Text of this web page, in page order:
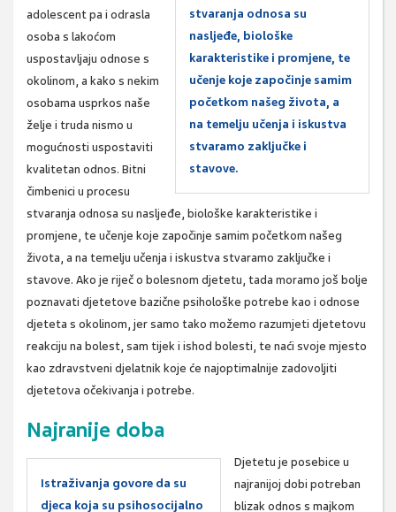
stvaranja odnosa su
nasljeđe, biološke
karakteristike i promjene, te
učenje koje započinje samim
početkom našeg života, a
na temelju učenja i iskustva
stvaramo zaključke i
stavove.
adolescent pa i odrasla
osoba s lakoćom
uspostavljaju odnose s
okolinom, a kako s nekim
osobama usprkos naše
želje i truda nismo u
mogućnosti uspostaviti
kvalitetan odnos. Bitni
čimbenici u procesu
stvaranja odnosa su nasljeđe, biološke karakteristike i
promjene, te učenje koje započinje samim početkom našeg
života, a na temelju učenja i iskustva stvaramo zaključke i
stavove. Ako je riječ o bolesnom djetetu, tada moramo još bolje
poznavati djetetove bazične psihološke potrebe kao i odnose
djeteta s okolinom, jer samo tako možemo razumjeti djetetovu
reakciju na bolest, sam tijek i ishod bolesti, te naći svoje mjesto
kao zdravstveni djelatnik koje će najoptimalnije zadovoljiti
djetetova očekivanja i potrebe.
Najranije doba
Istraživanja govore da su
djeca koja su psihosocijalno
Djetetu je posebice u
najranijoj dobi potreban
blizak odnos s majkom